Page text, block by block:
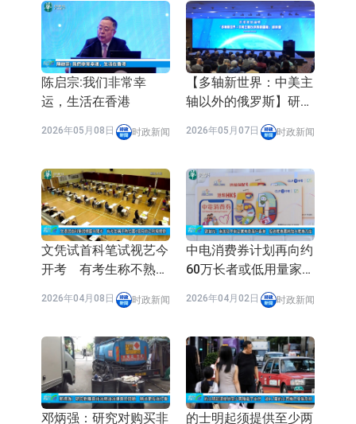
CPU与GPU构建
博腾股份(300363.CN)涨20.02%
日韩股市收盘双双下跌
依米康：海外交付以东南亚、中东市
场为主 并已取得欧美相关认证
上交所：财通多策略福鑫定期开放灵
活配置混合型发起式证券投资基金临
时停牌
上交所：景顺长城全球半导体芯片产
业股票型证券投资基金临时停牌
【异动股】港股跌幅榜前十，卡森国
际(00496.HK)跌22.40%，九福来
(08611.HK)跌21.01%
【异动股】港股涨幅榜前十，拿森科
技(02261.HK)涨+75.05%，辰兴发展
(02286.HK)涨+64.91%
神火股份：新疆神火铝水转化率已
100%
【异动股】焦炭Ⅲ板块下挫，陕西黑
猫(601015.CN)跌8.38%
浙江证监局对财通证券股份有限公司
采取出具警示函措施
山金国际：港股上市工作正常推进中
陈启宗:我们非常幸
运，生活在香港
2026年05月08日 时政新闻
【多轴新世界：中美主
轴以外的俄罗斯】研讨
2026年05月07日 时政新闻
文凭试首科笔试视艺今
开考 有考生称不熟位
置1个月前已到场视察
2026年04月08日 时政新闻
中电消费券计划再向约
60万长者或低用量家庭
派发100元消费券
2026年04月02日 时政新闻
邓炳强：研究对购买非
的士明起须提供至少两